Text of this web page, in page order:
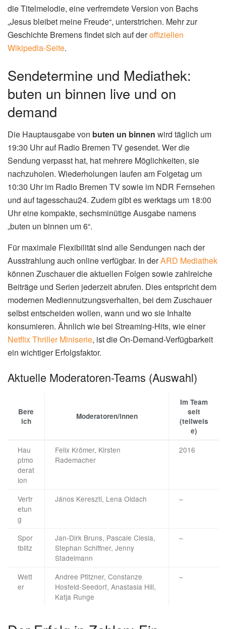
die Titelmelodie, eine verfremdete Version von Bachs
„Jesus bleibet meine Freude“, unterstrichen. Mehr zur
Geschichte Bremens findet sich auf deroffiziellen
Wikipedia-Seite.
Sendetermine und Mediathek:
buten un binnen live und on
demand
Die Hauptausgabe von buten un binnen wird täglich um
19:30 Uhr auf Radio Bremen TV gesendet. Wer die
Sendung verpasst hat, hat mehrere Möglichkeiten, sie
nachzuholen. Wiederholungen laufen am Folgetag um
10:30 Uhr im Radio Bremen TV sowie im NDR Fernsehen
und auf tagesschau24. Zudem gibt es werktags um 18:00
Uhr eine kompakte, sechsminütige Ausgabe namens
„buten un binnen um 6“.
Für maximale Flexibilität sind alle Sendungen nach der
Ausstrahlung auch online verfügbar. In derARD Mediathek
können Zuschauer die aktuellen Folgen sowie zahlreiche
Beiträge und Serien jederzeit abrufen. Dies entspricht dem
modernen Mediennutzungsverhalten, bei dem Zuschauer
selbst entscheiden wollen, wann und wo sie Inhalte
konsumieren. Ähnlich wie bei Streaming-Hits, wie einer
Netflix Thriller Miniserie, ist die On-Demand-Verfügbarkeit
ein wichtiger Erfolgsfaktor.
Aktuelle Moderatoren-Teams (Auswahl)
Bere
ich
Moderatoren/innen
Im Team
seit
(teilweis
e)
Hau
ptmo
derat
ion
Felix Krömer, Kirsten
Rademacher
2016
Vertr
etun
g
János Kereszti, Lena Oldach –
Spor
tblitz
Jan-Dirk Bruns, Pascale Ciesla,
Stephan Schiffner, Jenny
Stadelmann
–
Wett
er
Andree Pfitzner, Constanze
Hosfeld-Seedorf, Anastasia Hill,
Katja Runge
–